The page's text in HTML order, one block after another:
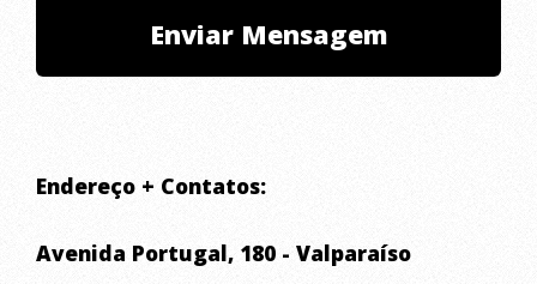
Endereço + Contatos:
Avenida Portugal, 180 - Valparaíso